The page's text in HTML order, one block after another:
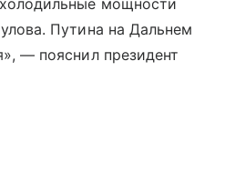
мощности
Путина на Дальнем
— пояснил президент